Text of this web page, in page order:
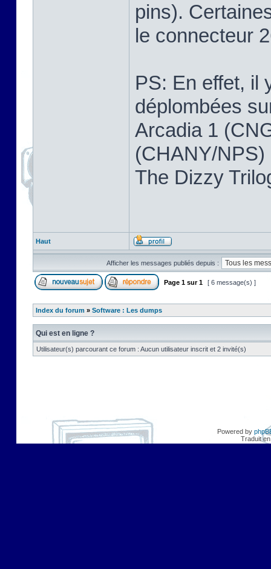
pins).
le connecteur
PS: En effet, il
déplombées
Arcadia 1
(CHANY/
The Dizzy
Haut
Afficher les messages publiés depuis :
Page 1 sur1 [ 6 message(s) ]
Index du forum » Software : Les dumps
Qui est en ligne ?
Utilisateur(s) parcourant ce forum : Aucun utilisateur inscrit et 2 invité(s)
Powered by
Traduit